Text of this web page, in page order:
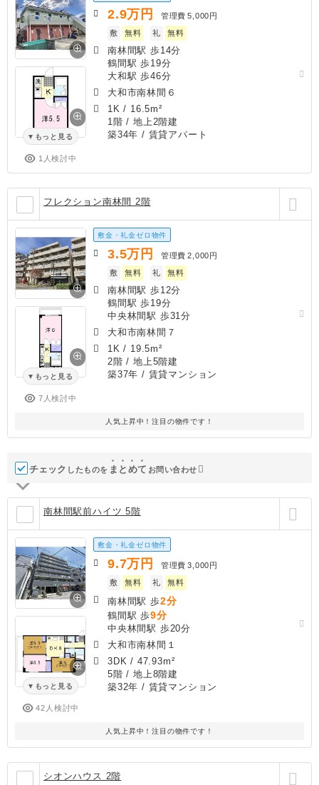
もっと見る
1人検討中
2.9万円 管理費 5,000円
敷
無料 礼 無料
南林間駅 歩14分
鶴間駅 歩19分
大和駅 歩46分
大和市南林間６
1K / 16.5m²
1階 / 地上2階建
築34年 / 賃貸アパート
フレクション南林間 2階
もっと見る
7人検討中
敷金・礼金ゼロ物件
3.5万円 管理費 2,000円
敷
無料 礼 無料
南林間駅 歩12分
鶴間駅 歩19分
中央林間駅 歩31分
大和市南林間７
1K / 19.5m²
2階 / 地上5階建
築37年 / 賃貸マンション
人気上昇中！注目の物件です！
チェック したものを ま と めて お問い合わせ
南林間駅前ハイツ 5階
もっと見る
42人検討中
敷金・礼金ゼロ物件
9.7万円 管理費 3,000円
敷
無料 礼 無料
南林間駅 歩2分
鶴間駅 歩9分
中央林間駅 歩20分
大和市南林間１
3DK / 47.93m²
5階 / 地上8階建
築32年 / 賃貸マンション
人気上昇中！注目の物件です！
シオンハウス 2階